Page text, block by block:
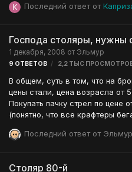
Последний ответ от
Господа столяры, нужны
1 декабря, 2008 от Эльмур
9 ОТВЕТОВ 2,2 ТЫС
В общем, суть в том, что на
цены стали, цена возрасла от
Покупать пачку стрел по цене
(понятно, что все крафтеры
много (10к+, естественно
Последний ответ от Эльмур
Столяр 80-й